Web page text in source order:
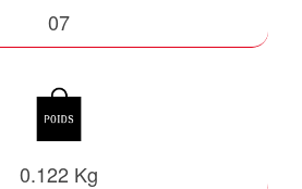
07
0.122 Kg